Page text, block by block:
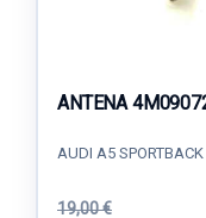
ANTENA
AUDI A5
19,00 €